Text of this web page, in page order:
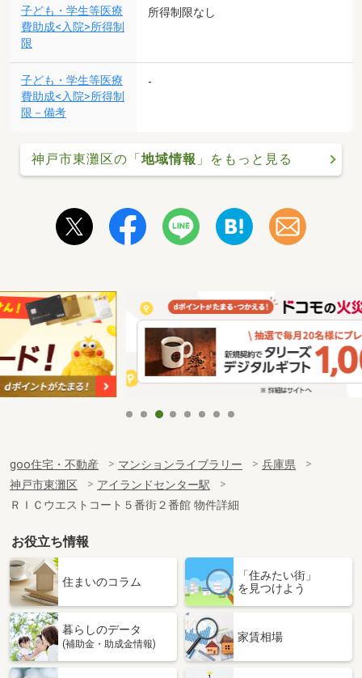
子ども・学生等医療
費助成<入院>所得制
限
所得制限なし
子ども・学生等医療
費助成<入院>所得制
限－備考
-
神戸市東灘区の「地域情報 」をもっと見る
goo住宅・不動産 マンションライブラリー
兵庫県
神戸市東灘区
アイランドセンター駅
ＲＩＣウエストコート５番街２番館 物件詳細
お役立ち情報
住まいのコラム
「住みたい街」
を見つけよう
暮らしのデータ
(補助金・助成金情報)
家賃相場